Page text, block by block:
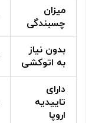
میزان
چسبندگی
بدون نیاز
به اتوکشی
دارای
تاییدیه
اروپا